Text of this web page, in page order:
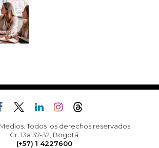
Todos los derechos reservados.
Cr. 13a 37-32, Bogotá
(+57) 1 4227600